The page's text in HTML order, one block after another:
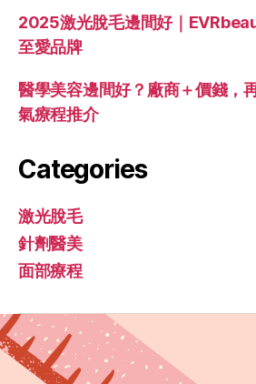
2025激光脫毛邊間好｜
至愛品牌
醫學美容邊間好？廠商＋價錢，
氣療程推介
Categories
激光脫毛
針劑醫美
面部療程